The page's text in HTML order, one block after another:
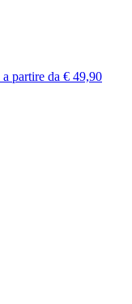
a partire da € 49,90